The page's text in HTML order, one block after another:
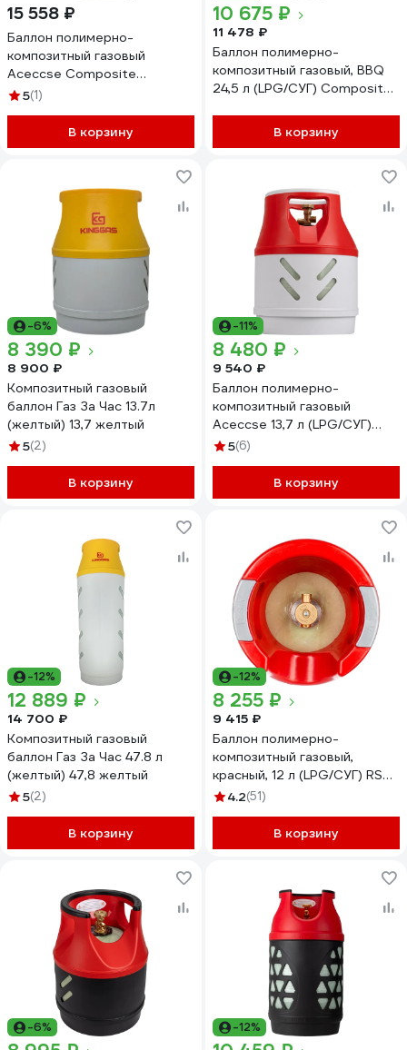
15 558 ₽
Баллон полимерно-
композитный газовый
Aceccse Composite
ACE35.5RW 35,5 л (LPG/СУГ)
5(1)
В корзину
10 675 ₽
11 478 ₽
Баллон полимерно-
композитный газовый, BBQ
24,5 л (LPG/СУГ) Composite
В корзину
-6%
8 390 ₽
8 900 ₽
Композитный газовый
баллон Газ За Час 13.7л
(желтый) 13,7 желтый
5(2)
В корзину
-11%
8 480 ₽
9 540 ₽
Баллон полимерно-
композитный газовый
Aceccse 13,7 л (LPG/СУГ)
Composite ACE13.7RW
5(6)
В корзину
-12%
12 889 ₽
14 700 ₽
Композитный газовый
баллон Газ За Час 47.8 л
(желтый) 47,8 желтый
5(2)
В корзину
-12%
8 255 ₽
9 415 ₽
Баллон полимерно-
композитный газовый,
красный, 12 л (LPG/СУГ) RSV
COMPOSITE RSV12RED
4.2(51)
В корзину
-6% -12%